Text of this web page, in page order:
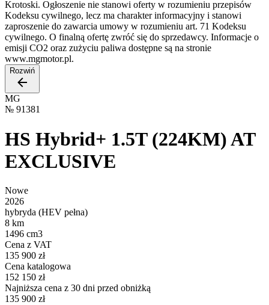
Krotoski. Ogłoszenie nie stanowi oferty w rozumieniu przepisów
Kodeksu cywilnego, lecz ma charakter informacyjny i stanowi
zaproszenie do zawarcia umowy w rozumieniu art. 71 Kodeksu
cywilnego. O finalną ofertę zwróć się do sprzedawcy. Informacje o
emisji CO2 oraz zużyciu paliwa dostępne są na stronie
www.mgmotor.pl.
Rozwiń
MG
№ 91381
HS Hybrid+ 1.5T (224KM) AT
EXCLUSIVE
Nowe
2026
hybryda (HEV pełna)
8 km
1496 cm3
Cena z VAT
135 900 zł
Cena katalogowa
152 150 zł
Najniższa cena z 30 dni przed obniżką
135 900 zł